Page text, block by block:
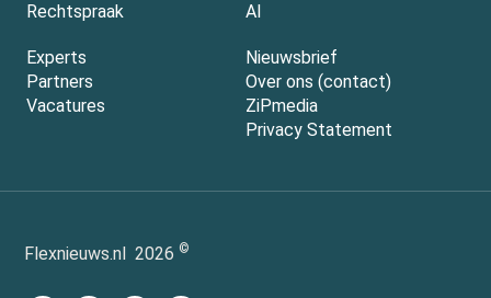
Rechtspraak
AI
Experts
Partners
Vacatures
Nieuwsbrief
Over ons (contact)
ZiPmedia
Privacy Statement
Flexnieuws.nl 2026 ©